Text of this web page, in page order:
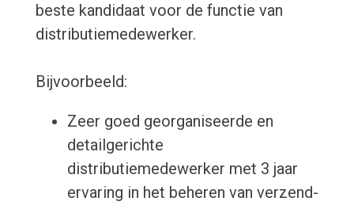
beste kandidaat voor de functie van
distributiemedewerker.
Bijvoorbeeld:
Zeer goed georganiseerde en
detailgerichte
distributiemedewerker met 3 jaar
ervaring in het beheren van verzend-